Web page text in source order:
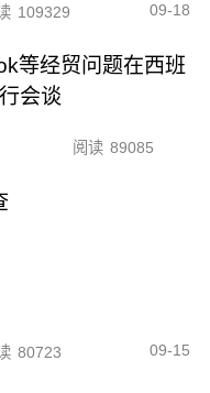
109329 09-18
等经贸问题在西班
会谈
阅读 89085
80723 09-15